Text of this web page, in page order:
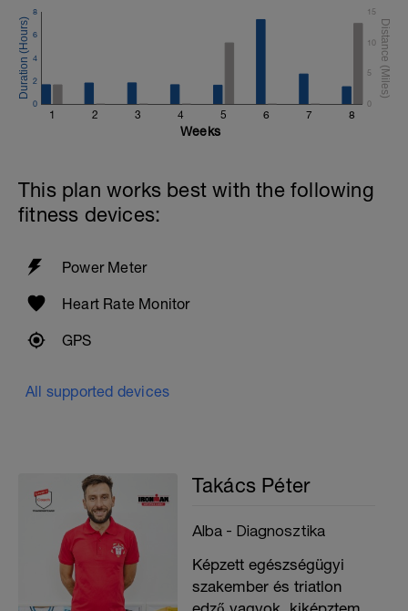
1 2 3 4 5 6 7 8
0
2
4
6
8
0
5
10
15
Weeks
This plan works best with the following
fitness devices:
Power Meter
Heart Rate Monitor
GPS
All supported devices
Takács Péter
Alba - Diagnosztika
Képzett egészségügyi
szakember és triatlon